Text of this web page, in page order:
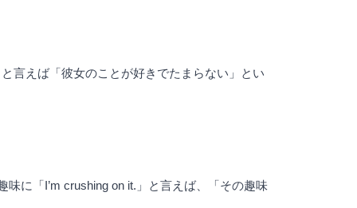
言えば「彼女のことが好きでたまらない」とい
に「I’m crushing on it.」と言えば、「その趣味